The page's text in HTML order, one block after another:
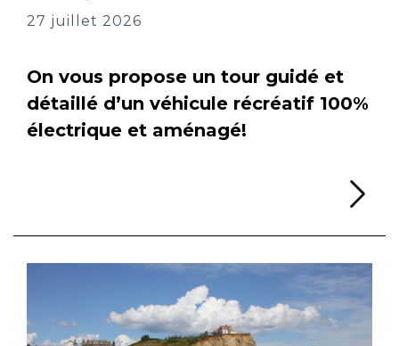
27 juillet 2026
On vous propose un tour guidé et
détaillé d’un véhicule récréatif 100%
électrique et aménagé!